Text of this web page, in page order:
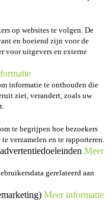
op websites te volgen. De
en boeiend zijn voor de
voor uitgevers en externe
informatie te onthouden die
ziet, verandert, zoals uw
te begrijpen hoe bezoekers
verzamelen en te rapporteren.
Meer
gerelateerd aan
Meer informatie